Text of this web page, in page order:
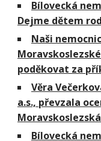
Bílovecká
Dejme dětem
Naši
poděkovat za
Věra
a.s., převzala
Bílovecká